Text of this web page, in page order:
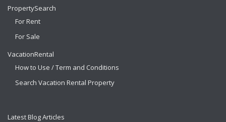
PropertySearch
For Rent
For Sale
VacationRental
How to Use / Term and Conditions
Search Vacation Rental Property
Latest Blog Articles